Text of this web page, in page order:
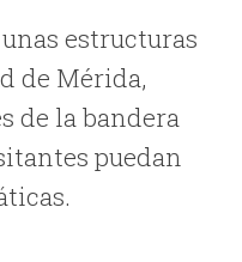
estructuras
de Mérida,
de la bandera
puedan